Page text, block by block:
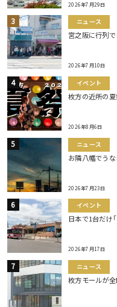
2026年7月29日
ニュース
宮之阪に行列
2026年7月10日
イベント
枚方の近所の夏
2026年8月6日
ニュース
お隣八幡でうな
2026年7月23日
イベント
日本で1台だけ
2026年7月17日
ニュース
枚方モールが